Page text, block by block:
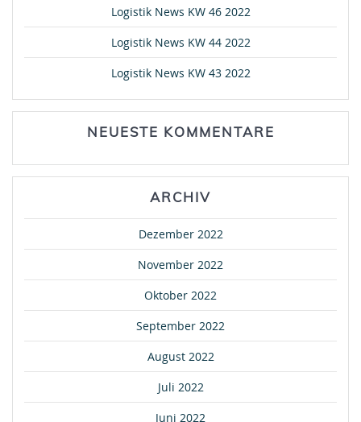
Logistik News KW 46 2022
Logistik News KW 44 2022
Logistik News KW 43 2022
NEUESTE KOMMENTARE
ARCHIV
Dezember 2022
November 2022
Oktober 2022
September 2022
August 2022
Juli 2022
Juni 2022